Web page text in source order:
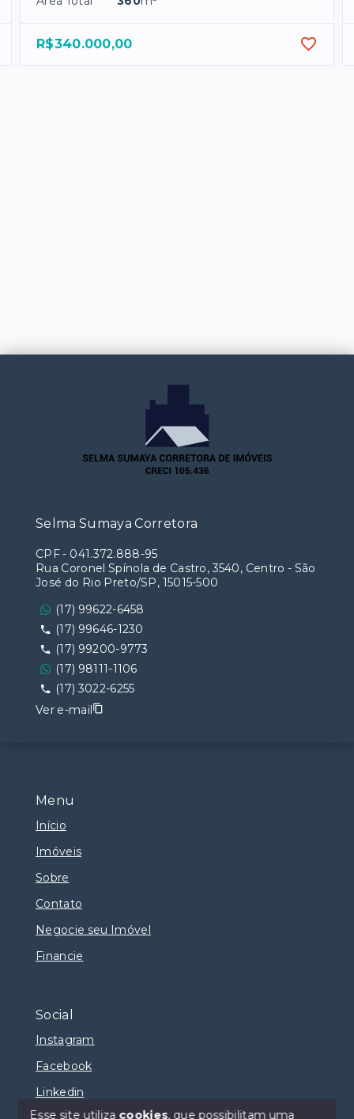
R$340.000,00
Menu
Início
Imóveis
Sobre
Contato
Negocie seu Imóvel
Financie
Social
Instagram
Facebook
Linkedin
Selma Sumaya Corretora
CPF- 041.372.888-95
Rua Coronel Spínola de Castro, 3540, Centro - São
José do Rio Preto/SP, 15015-500
(17) 99622-6458
(17) 99646-1230
(17) 99200-9773
(17) 98111-1106
(17) 3022-6255
Ver e-mail
Esse site utiliza cookies, que possibilitam uma